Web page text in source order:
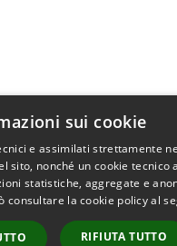
sui cookie
e assimilati strettamente
sito, nonché un cookie tecnico
statistiche, aggregate e
consultare la cookie policy al
RIFIUTA TUTTO